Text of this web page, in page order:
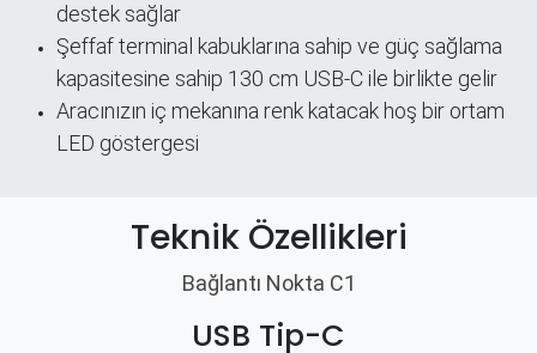
destek sağlar
Şeffaf terminal kabuklarına sahip ve güç sağlama
kapasitesine sahip 130 cm USB-C ile birlikte gelir
Aracınızın iç mekanına renk katacak hoş bir ortam
LED göstergesi
Teknik Özellikleri
Bağlantı Nokta C1
USB Tip-C